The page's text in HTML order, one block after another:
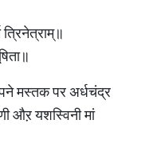
त्रिनेत्राम्॥
मस्तक पर अर्धचंद्र
औऱ यशस्विनी मां